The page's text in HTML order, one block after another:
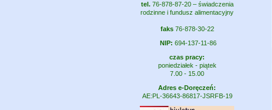
tel.76-878-87-20 – świadczenia
rodzinne i fundusz alimentacyjny
faks76-878-30-22
NIP: 694-137-11-86
czas pracy:
poniedziałek - piątek
7.00 - 15.00
Adres e-Doręczeń:
AE:PL-36643-86817-JSRFB-19